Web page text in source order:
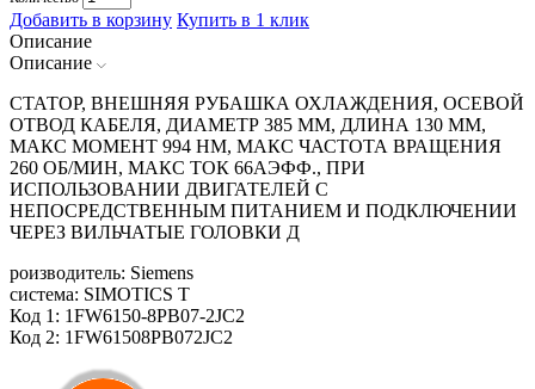
Добавить в корзину Купить в 1 клик
Описание
Описание
СТАТОР, ВНЕШНЯЯ РУБАШКА ОХЛАЖДЕНИЯ, ОСЕВОЙ
ОТВОД КАБЕЛЯ, ДИАМЕТР 385 ММ, ДЛИНА 130 ММ,
МАКС МОМЕНТ 994 HM, МАКС ЧАСТОТА ВРАЩЕНИЯ
260 ОБ/МИН, МАКС ТОК 66АЭФФ., ПРИ
ИСПОЛЬЗОВАНИИ ДВИГАТЕЛЕЙ С
НЕПОСРЕДСТВЕННЫМ ПИТАНИЕМ И ПОДКЛЮЧЕНИИ
ЧЕРЕЗ ВИЛЬЧАТЫЕ ГОЛОВКИ Д
роизводитель: Siemens
система: SIMOTICS T
Код 1: 1FW6150-8PB07-2JC2
Код 2: 1FW61508PB072JC2